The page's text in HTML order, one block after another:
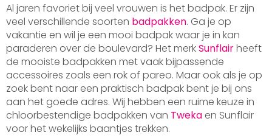
Al jaren favoriet bij veel vrouwen is het badpak. Er zijn
veel verschillende soorten badpakken. Ga je op
vakantie en wil je een mooi badpak waar je in kan
paraderen over de boulevard? Het merkSunflairheeft
de mooiste badpakken met vaak bijpassende
accessoires zoals een rok of pareo. Maar ook als je op
zoek bent naar een praktisch badpak bent je bij ons
aan het goede adres. Wij hebben een ruime keuze in
chloorbestendige badpakken van Tweka en Sunflair
voor het wekelijks baantjes trekken.